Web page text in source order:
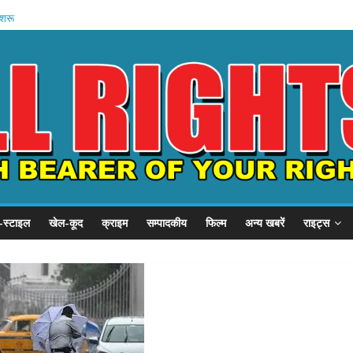
को कैद
शुरू
से गुहार
संवाद
खेल-कूद क्राइम सम्पादकीय फिल्म अन्य खबरें राइट्स